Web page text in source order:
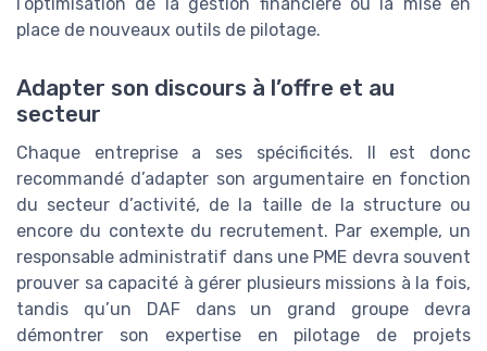
place de nouveaux outils de pilotage.
Adapter son discours à l’offre et au
secteur
Chaque entreprise a ses spécificités. Il est donc
recommandé d’adapter son argumentaire en fonction
du secteur d’activité, de la taille de la structure ou
encore du contexte du recrutement. Par exemple, un
responsable administratif dans une PME devra souvent
prouver sa capacité à gérer plusieurs missions à la fois,
tandis qu’un DAF dans un grand groupe devra
démontrer son expertise en pilotage de projets